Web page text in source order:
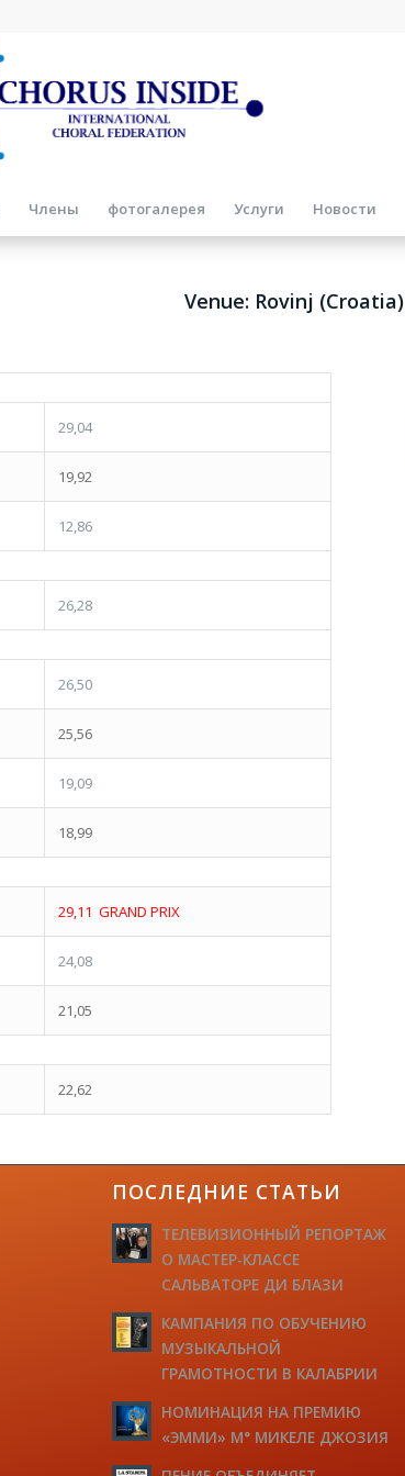
Члены фотогалерея Услуги Новости
Venue: Rovinj (Croatia)
29,04
19,92
12,86
26,28
26,50
25,56
19,09
18,99
29,11 GRAND PRIX
24,08
21,05
22,62
ПОСЛЕДНИЕ СТАТЬИ
ТЕЛЕВИЗИОННЫЙ РЕПОРТАЖ
О МАСТЕР-КЛАССЕ
САЛЬВАТОРЕ ДИ БЛАЗИ
КАМПАНИЯ ПО ОБУЧЕНИЮ
МУЗЫКАЛЬНОЙ
ГРАМОТНОСТИ В КАЛАБРИИ
НОМИНАЦИЯ НА ПРЕМИЮ
«ЭММИ» М° МИКЕЛЕ ДЖОЗИЯ